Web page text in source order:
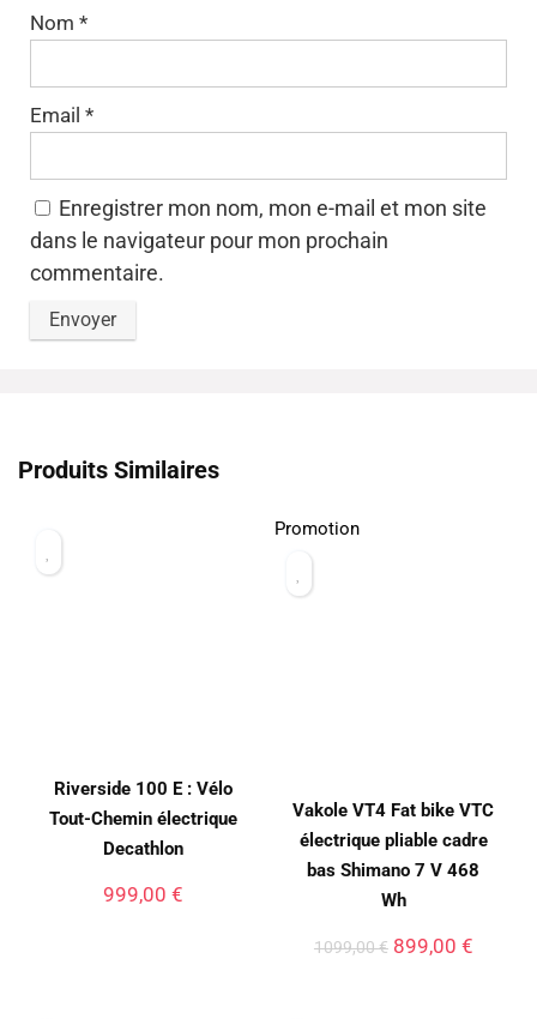
Nom *
Email *
Enregistrer mon nom, mon e-mail et mon site
dans le navigateur pour mon prochain
commentaire.
Produits Similaires
Riverside 100 E : Vélo
Tout-Chemin électrique
Decathlon
999,00 €
Promotion
Vakole VT4 Fat bike VTC
électrique pliable cadre
bas Shimano 7 V 468
Wh
1099,00€ 899,00 €